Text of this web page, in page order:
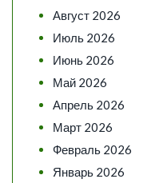
Август 2026
Июль 2026
Июнь 2026
Май 2026
Апрель 2026
Март 2026
Февраль 2026
Январь 2026